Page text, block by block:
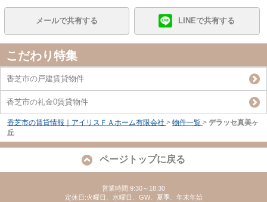
メールで共有する LINEで共有する
こだわり特集
香芝市の戸建賃貸物件
香芝市の礼金0賃貸物件
香芝市の賃貸情報｜アイリスＦＡホーム有限会社 > 物件一覧 > デラッセ真美ヶ
丘
ページトップに戻る
営業時間:9:30～18:30
定休日:火曜日、水曜日、GW、夏季、年末年始